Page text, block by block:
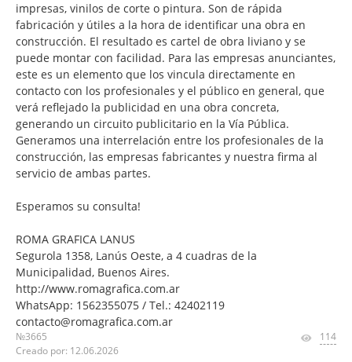
impresas, vinilos de corte o pintura. Son de rápida
fabricación y útiles a la hora de identificar una obra en
construcción. El resultado es cartel de obra liviano y se
puede montar con facilidad. Para las empresas anunciantes,
este es un elemento que los vincula directamente en
contacto con los profesionales y el público en general, que
verá reflejado la publicidad en una obra concreta,
generando un circuito publicitario en la Vía Pública.
Generamos una interrelación entre los profesionales de la
construcción, las empresas fabricantes y nuestra firma al
servicio de ambas partes.
Esperamos su consulta!
ROMA GRAFICA LANUS
Segurola 1358, Lanús Oeste, a 4 cuadras de la
Municipalidad, Buenos Aires.
http://www.romagrafica.com.ar
WhatsApp: 1562355075 / Tel.: 42402119
contacto@romagrafica.com.ar
№3665
Creado por: 12.06.2026
114